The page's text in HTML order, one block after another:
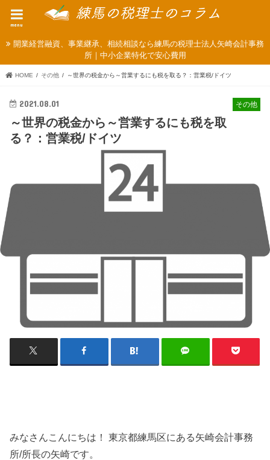
menu
開業経営融資、事業継承、相続相談なら練馬の税理士法人矢崎会計事務
所｜中小企業特化で安心費用
HOME その他 ～世界の税金から～営業するにも税を取る？：営業税/ドイツ
その他
2021.08.01
～世界の税金から～営業するにも税を取
る？：営業税/ドイツ
みなさんこんにちは！ 東京都練馬区にある矢崎会計事務
所/所長の矢崎です。